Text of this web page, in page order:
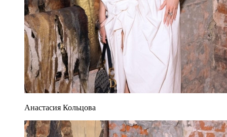
Анастасия Кольцова